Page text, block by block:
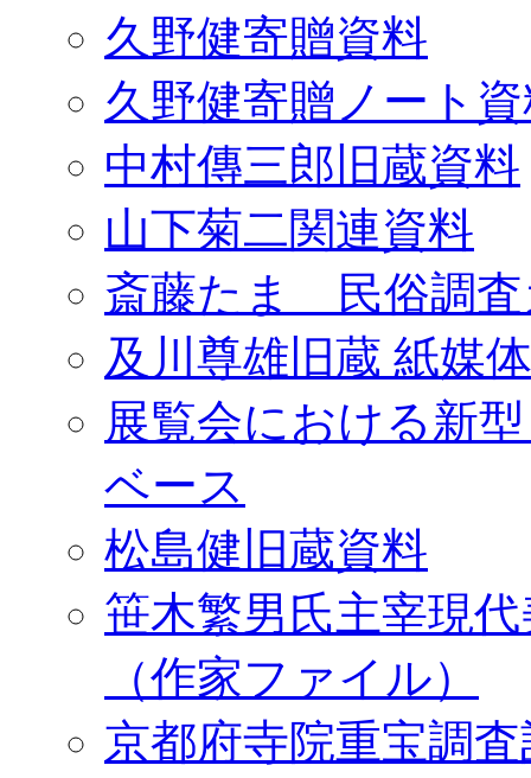
久野健寄贈資料
久野健寄贈ノート
中村傳三郎旧蔵資料
山下菊二関連資料
斎藤たま 民俗調査
及川尊雄旧蔵 紙媒
展覧会における新
ベース
松島健旧蔵資料
笹木繁男氏主宰現
（作家ファイル）
京都府寺院重宝調